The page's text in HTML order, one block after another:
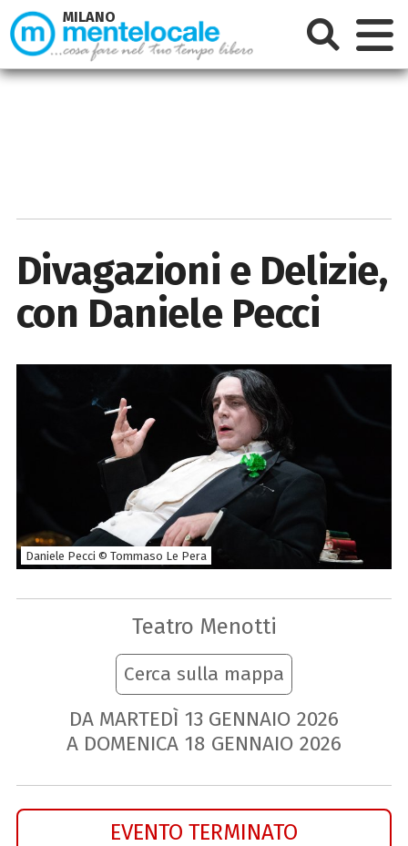
Divagazioni e Delizie,
con Daniele Pecci
Daniele Pecci © Tommaso Le Pera
Teatro Menotti
Cerca sulla mappa
DA MARTEDÌ 13 GENNAIO 2026
A DOMENICA 18 GENNAIO 2026
EVENTO TERMINATO
MILANO